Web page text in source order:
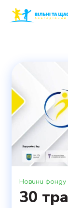
Новини фонду
30